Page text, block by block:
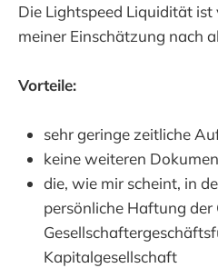
Die Lightspeed Liquidität ist
meiner Einschätzung nach
Vorteile:
sehr geringe zeitliche
keine weiteren
die, wie mir scheint, in
persönliche Haftung der
Kapitalgesellschaft